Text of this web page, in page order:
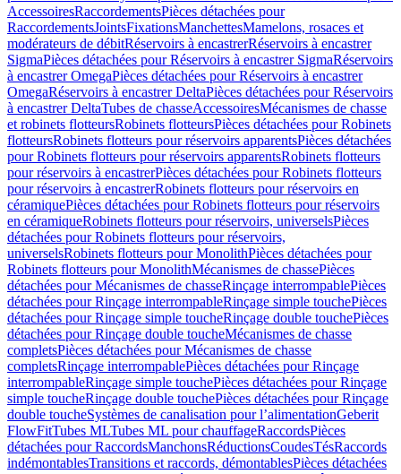
AccessoiresRaccordementsPièces détachées pour
RaccordementsJointsFixationsManchettesMamelons, rosaces et
modérateurs de débitRéservoirs à encastrerRéservoirs à encastrer
SigmaPièces détachées pour Réservoirs à encastrer SigmaRéservoirs
à encastrer OmegaPièces détachées pour Réservoirs à encastrer
OmegaRéservoirs à encastrer DeltaPièces détachées pour Réservoirs
à encastrer DeltaTubes de chasseAccessoiresMécanismes de chasse
et robinets flotteursRobinets flotteursPièces détachées pour Robinets
flotteursRobinets flotteurs pour réservoirs apparentsPièces détachées
pour Robinets flotteurs pour réservoirs apparentsRobinets flotteurs
pour réservoirs à encastrerPièces détachées pour Robinets flotteurs
pour réservoirs à encastrerRobinets flotteurs pour réservoirs en
céramiquePièces détachées pour Robinets flotteurs pour réservoirs
en céramiqueRobinets flotteurs pour réservoirs, universelsPièces
détachées pour Robinets flotteurs pour réservoirs,
universelsRobinets flotteurs pour MonolithPièces détachées pour
Robinets flotteurs pour MonolithMécanismes de chassePièces
détachées pour Mécanismes de chasseRinçage interrompablePièces
détachées pour Rinçage interrompableRinçage simple touchePièces
détachées pour Rinçage simple toucheRinçage double touchePièces
détachées pour Rinçage double toucheMécanismes de chasse
completsPièces détachées pour Mécanismes de chasse
completsRinçage interrompablePièces détachées pour Rinçage
interrompableRinçage simple touchePièces détachées pour Rinçage
simple toucheRinçage double touchePièces détachées pour Rinçage
double toucheSystèmes de canalisation pour l’alimentationGeberit
FlowFitTubes MLTubes ML pour chauffageRaccordsPièces
détachées pour RaccordsManchonsRéductionsCoudesTésRaccords
indémontablesTransitions et raccords, démontablesPièces détachées